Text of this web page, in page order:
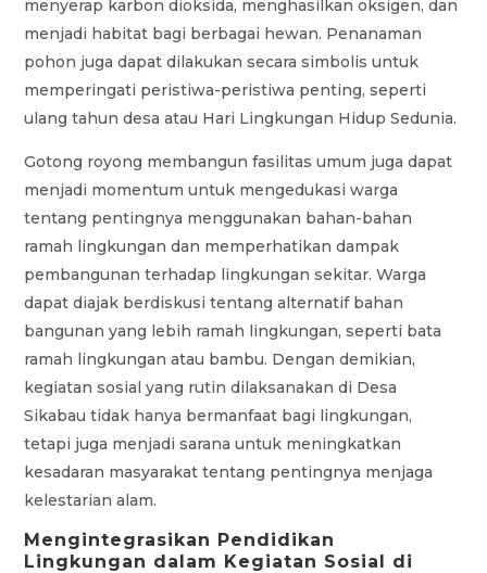
menyerap karbon dioksida, menghasilkan oksigen, dan
menjadi habitat bagi berbagai hewan. Penanaman
pohon juga dapat dilakukan secara simbolis untuk
memperingati peristiwa-peristiwa penting, seperti
ulang tahun desa atau Hari Lingkungan Hidup Sedunia.
Gotong royong membangun fasilitas umum juga dapat
menjadi momentum untuk mengedukasi warga
tentang pentingnya menggunakan bahan-bahan
ramah lingkungan dan memperhatikan dampak
pembangunan terhadap lingkungan sekitar. Warga
dapat diajak berdiskusi tentang alternatif bahan
bangunan yang lebih ramah lingkungan, seperti bata
ramah lingkungan atau bambu. Dengan demikian,
kegiatan sosial yang rutin dilaksanakan di Desa
Sikabau tidak hanya bermanfaat bagi lingkungan,
tetapi juga menjadi sarana untuk meningkatkan
kesadaran masyarakat tentang pentingnya menjaga
kelestarian alam.
Mengintegrasikan Pendidikan
Lingkungan dalam Kegiatan Sosial di